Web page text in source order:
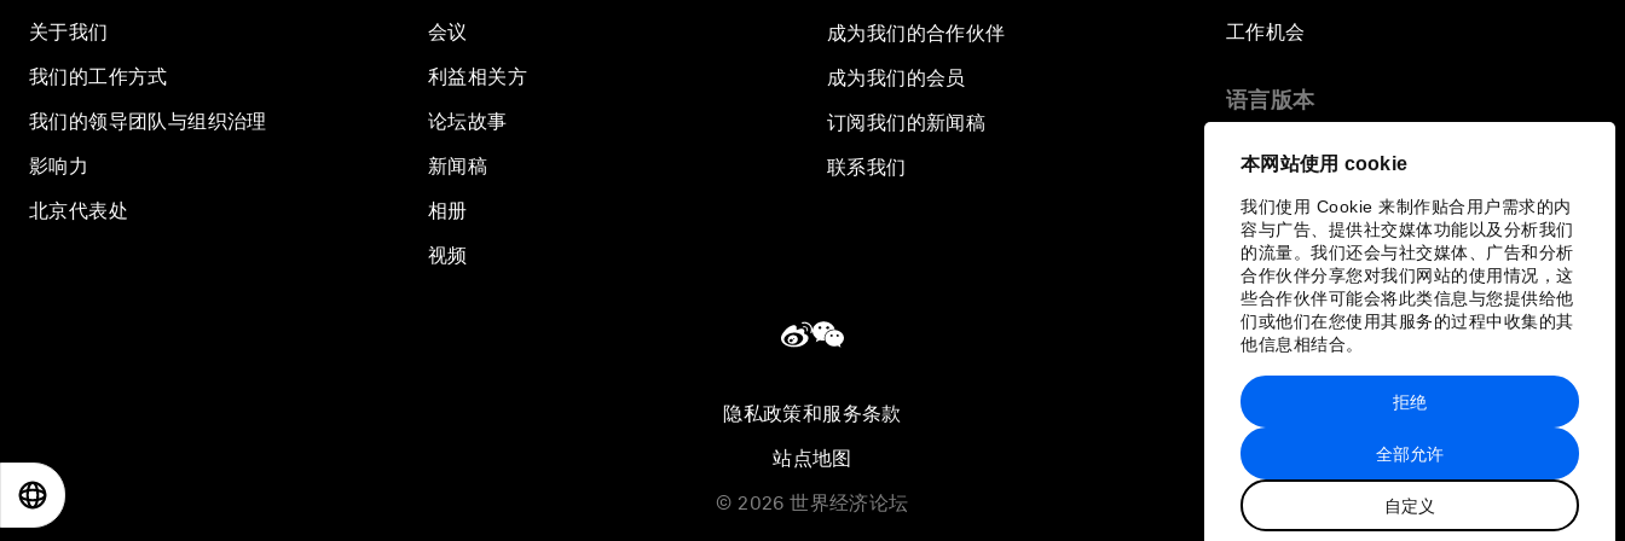
本网站使用 cookie
我们使用 Cookie 来制作贴合用户需求的内
容与广告、提供社交媒体功能以及分析我们
的流量。我们还会与社交媒体、广告和分析
合作伙伴分享您对我们网站的使用情况，这
些合作伙伴可能会将此类信息与您提供给他
们或他们在您使用其服务的过程中收集的其
他信息相结合。
全部允许
自定义
拒绝
关于我们
我们的工作方式
我们的领导团队与组织治理
影响力
北京代表处
会议
利益相关方
论坛故事
新闻稿
相册
视频
成为我们的合作伙伴
成为我们的会员
订阅我们的新闻稿
联系我们
工作机会
语言版本
隐私政策和服务条款
站点地图
© 2026 世界经济论坛